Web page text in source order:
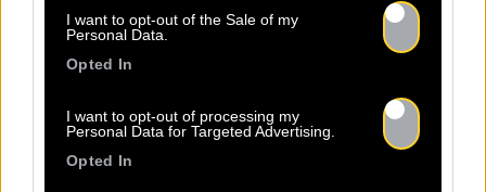
I want to opt-out of the Sale of my
Personal Data.
Opted In
I want to opt-out of processing my
Personal Data for Targeted Advertising.
Opted InLes comptes artistes des